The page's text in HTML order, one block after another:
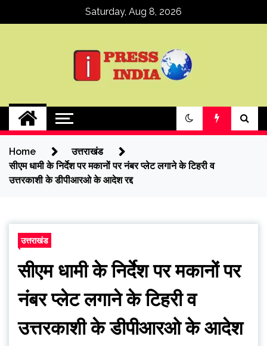
Saturday, Aug 8, 2026
ipressindia
Home
उत्तराखंड
सीएम धामी के निर्देश पर मकानों पर नंबर प्लेट लगाने के टिहरी व
उत्तरकाशी के डीपीआरओ के आदेश रद्द
उत्तराखंड
सीएम धामी के निर्देश पर मकानों पर
नंबर प्लेट लगाने के टिहरी व
उत्तरकाशी के डीपीआरओ के आदेश